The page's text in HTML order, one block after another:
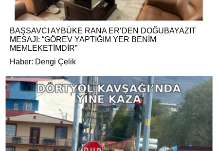
BAŞSAVCI AYBÜKE RANA ER’DEN DOĞUBAYAZIT
MESAJI: “GÖREV YAPTIĞIM YER BENİM
MEMLEKETİMDİR”
Haber: Dengi Çelik